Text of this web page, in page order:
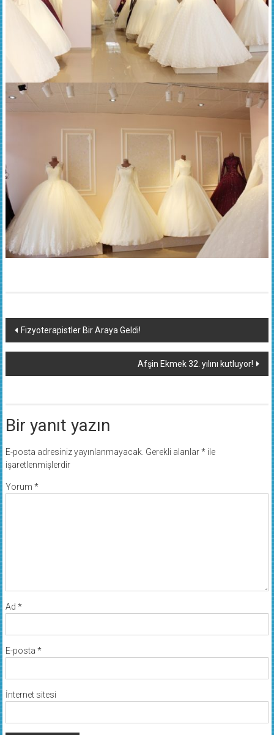
Yazı
dolaşımı
Fizyoterapistler Bir Araya Geldi!
Afşin Ekmek 32. yılını kutluyor!
Bir yanıt yazın
E-posta adresiniz yayınlanmayacak. Gerekli alanlar*ile
işaretlenmişlerdir
Yorum *
Ad *
E-posta *
İnternet sitesi